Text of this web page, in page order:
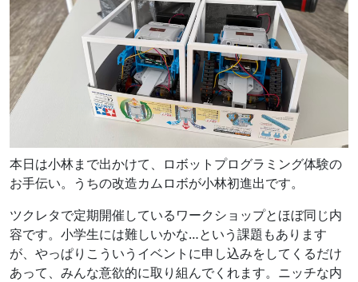
本日は小林まで出かけて、ロボットプログラミング体験の
お手伝い。うちの改造カムロボが小林初進出です。
ツクレタで定期開催しているワークショップとほぼ同じ内
容です。小学生には難しいかな…という課題もあります
が、やっぱりこういうイベントに申し込みをしてくるだけ
あって、みんな意欲的に取り組んでくれます。ニッチな内